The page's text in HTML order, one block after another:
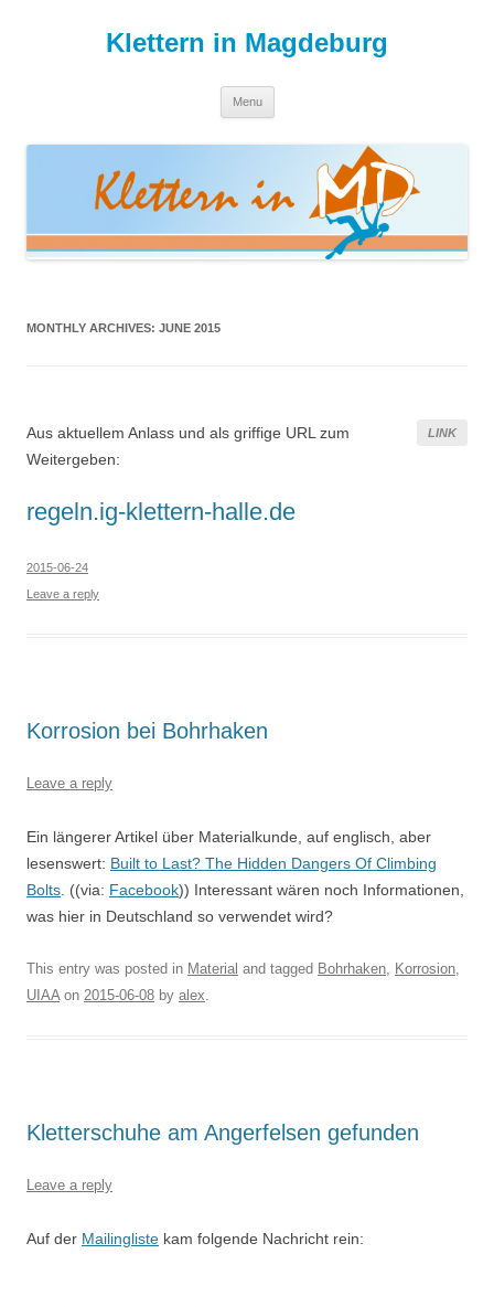
Klettern in Magdeburg
Menu
MONTHLY ARCHIVES: JUNE 2015
LINK
Aus aktuellem Anlass und als griffige URL zum
Weitergeben:
regeln.ig-klettern-halle.de
2015-06-24
Leave a reply
Korrosion bei Bohrhaken
Leave a reply
Ein längerer Artikel über Materialkunde, auf englisch, aber
lesenswert: Built to Last? The Hidden Dangers Of Climbing
Bolts . ((via: Facebook)) Interessant wären noch Informationen,
was hier in Deutschland so verwendet wird?
This entry was posted in Material and tagged Bohrhaken Korrosion
UIAA on 2015-06-08 by alex
Kletterschuhe am Angerfelsen gefunden
Leave a reply
Auf der Mailingliste kam folgende Nachricht rein: